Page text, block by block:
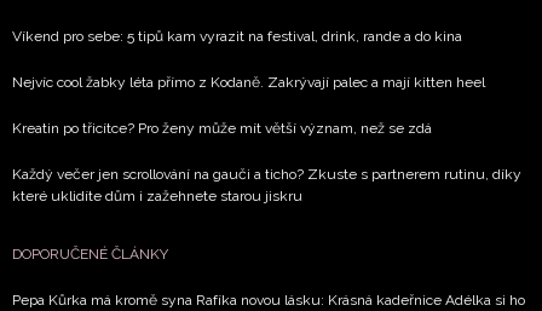
Víkend pro sebe: 5 tipů kam vyrazit na festival, drink, rande a do kina
Nejvíc cool žabky léta přímo z Kodaně. Zakrývají palec a mají kitten heel
Kreatin po třicítce? Pro ženy může mít větší význam, než se zdá
Každý večer jen scrollování na gauči a ticho? Zkuste s partnerem rutinu, díky
které uklidíte dům i zažehnete starou jiskru
DOPORUČENÉ ČLÁNKY
Pepa Kůrka má kromě syna Rafíka novou lásku: Krásná kadeřnice Adélka si ho